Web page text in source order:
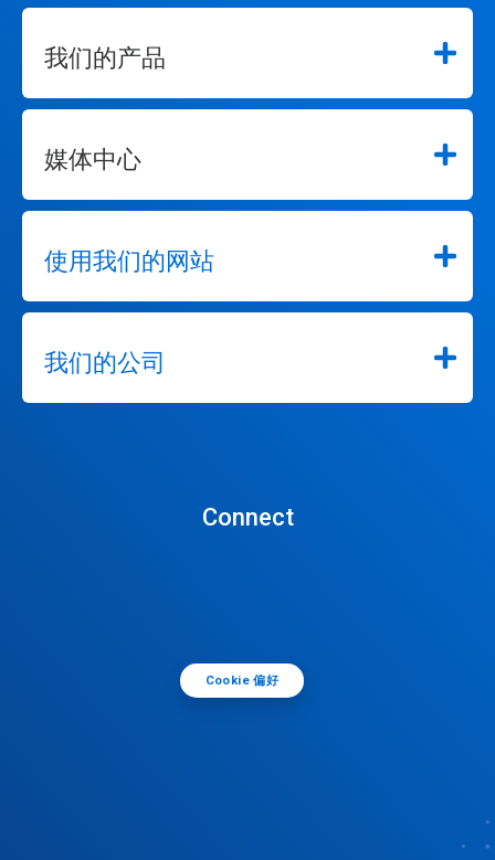
我们的产品
媒体中心
使用我们的网站
我们的公司
Connect
Cookie 偏好